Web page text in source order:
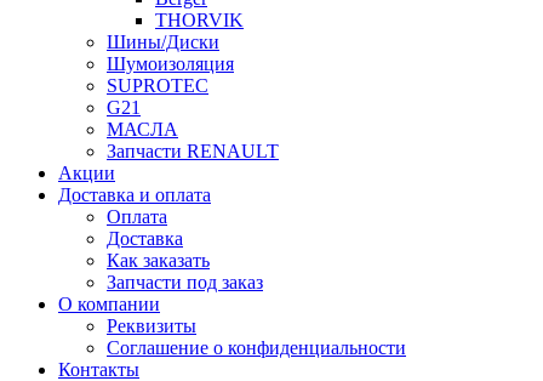
THORVIK
Шины/Диски
Шумоизоляция
SUPROTEC
G21
МАСЛА
Запчасти RENAULT
Акции
Доставка и оплата
Оплата
Доставка
Как заказать
Запчасти под заказ
О компании
Реквизиты
Соглашение о конфиденциальности
Контакты